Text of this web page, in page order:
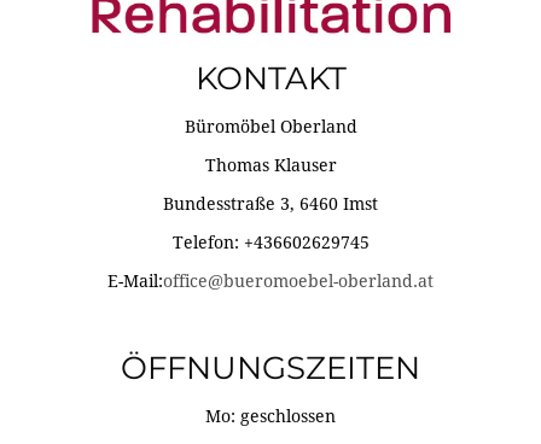
KONTAKT
Büromöbel Oberland
Thomas Klauser
Bundesstraße 3, 6460 Imst
Telefon: +436602629745
E-Mail:office@bueromoebel-oberland.at
ÖFFNUNGSZEITEN
Mo: geschlossen